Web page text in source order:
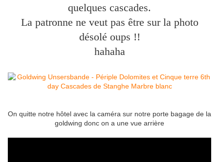
quelques cascades.
La patronne ne veut pas être sur la photo
désolé oups !!
hahaha
On quitte notre hôtel avec la caméra sur notre porte bagage de la
goldwing donc on a une vue arrière